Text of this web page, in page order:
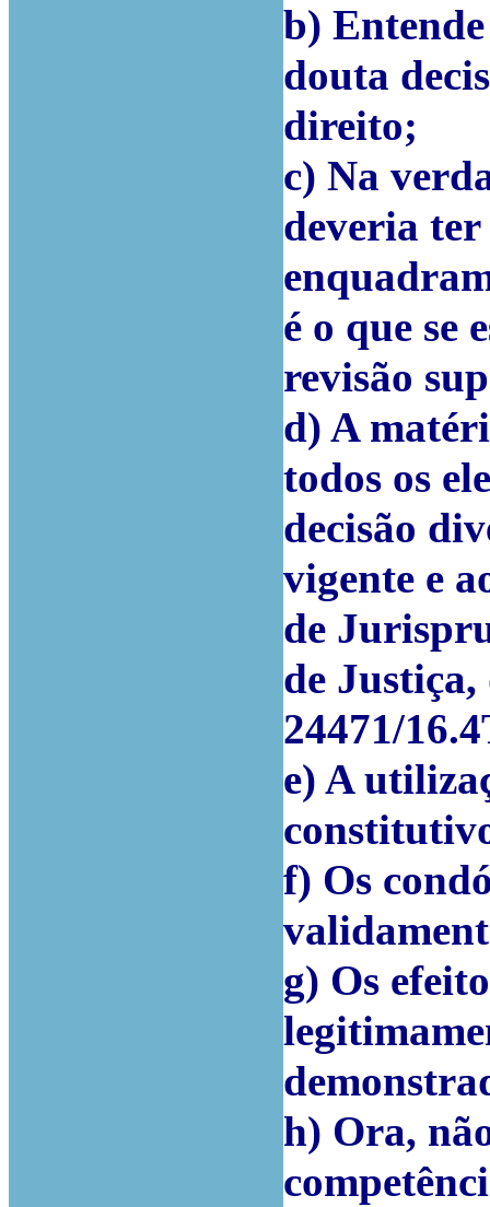
b)
douta
direito;
c) Na
deveria
é o que se
revisão
d) A
todos os
decisão
vigente e
de
de Justiça,
24471/
e) A
f) Os
g) Os
h) Ora,